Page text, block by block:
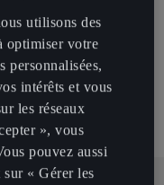
utilisons des
optimiser votre
personnalisées,
intérêts et vous
les réseaux
», vous
pouvez aussi
« Gérer les